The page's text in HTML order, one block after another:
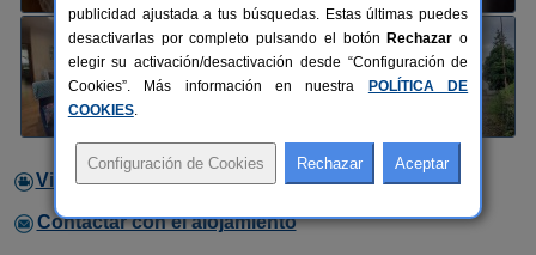
Video
Contactar con el alojamiento
publicidad ajustada a tus búsquedas. Estas últimas puedes
desactivarlas por completo pulsando el botón Rechazar o
elegir su activación/desactivación desde “Configuración de
Cookies”. Más información en nuestra
POLÍTICA DE
COOKIES.